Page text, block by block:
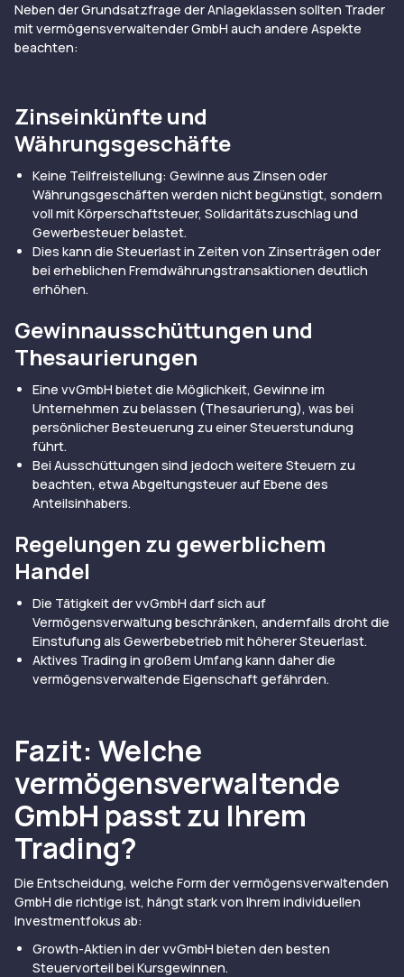
Neben der Grundsatzfrage der Anlageklassen sollten Trader
mit vermögensverwaltender GmbH auch andere Aspekte
beachten:
Zinseinkünfte und
Währungsgeschäfte
Keine Teilfreistellung: Gewinne aus Zinsen oder
Währungsgeschäften werden nicht begünstigt, sondern
voll mit Körperschaftsteuer, Solidaritätszuschlag und
Gewerbesteuer belastet.
Dies kann die Steuerlast in Zeiten von Zinserträgen oder
bei erheblichen Fremdwährungstransaktionen deutlich
erhöhen.
Gewinnausschüttungen und
Thesaurierungen
Eine vvGmbH bietet die Möglichkeit, Gewinne im
Unternehmen zu belassen (Thesaurierung), was bei
persönlicher Besteuerung zu einer Steuerstundung
führt.
Bei Ausschüttungen sind jedoch weitere Steuern zu
beachten, etwa Abgeltungsteuer auf Ebene des
Anteilsinhabers.
Regelungen zu gewerblichem
Handel
Die Tätigkeit der vvGmbH darf sich auf
Vermögensverwaltung beschränken, andernfalls droht die
Einstufung als Gewerbebetrieb mit höherer Steuerlast.
Aktives Trading in großem Umfang kann daher die
vermögensverwaltende Eigenschaft gefährden.
Fazit: Welche
vermögensverwaltende
GmbH passt zu Ihrem
Trading?
Die Entscheidung, welche Form der vermögensverwaltenden
GmbH die richtige ist, hängt stark von Ihrem individuellen
Investmentfokus ab:
Growth-Aktien in der vvGmbH bieten den besten
Steuervorteil bei Kursgewinnen.